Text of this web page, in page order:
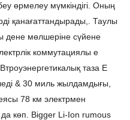
өрмелеу мүмкіндігі. Оның
қанағаттандырады,. Таулы
дене мөлшеріне сүйене
коммутациялы e
таза E
& 30 миль жылдамдығы,
78 км электрмен
көп. Bigger Li-Ion rumous